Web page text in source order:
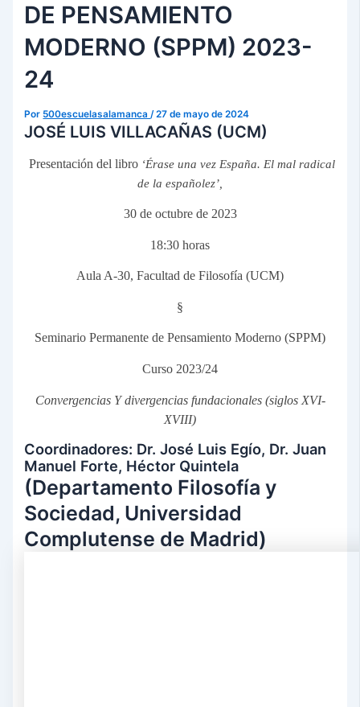
DE PENSAMIENTO
MODERNO (SPPM) 2023-
24
Por 500escuelasalamanca/27 de mayo de 2024
JOSÉ LUIS VILLACAÑAS (UCM)
Presentación del libro‘Érase una vez España. El mal radical
de la españolez’,
30 de octubre de 2023
18:30 horas
Aula A-30, Facultad de Filosofía (UCM)
§
Seminario Permanente de Pensamiento Moderno (SPPM)
Curso 2023/24
Convergencias Y divergencias fundacionales (siglos XVI-
XVIII)
Coordinadores: Dr. José Luis Egío, Dr. Juan
Manuel Forte, Héctor Quintela
(Departamento Filosofía y
Sociedad, Universidad
Complutense de Madrid)